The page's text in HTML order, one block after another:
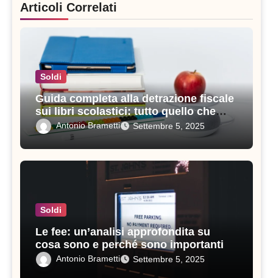
Articoli Correlati
Soldi
Guida completa alla detrazione fiscale
sui libri scolastici: tutto quello che
devi sapere
Antonio Brametti Settembre 5, 2025
Soldi
Le fee: un’analisi approfondita su
cosa sono e perché sono importanti
Antonio Brametti Settembre 5, 2025